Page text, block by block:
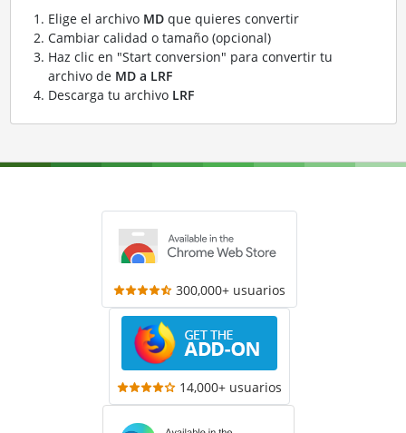
Elige el archivo MDque quieres convertir
Cambiar calidad o tamaño (opcional)
Haz clic en "Start conversion" para convertir tu
archivo de MD a LRF
Descarga tu archivo LRF
300,000+ usuarios
14,000+ usuarios